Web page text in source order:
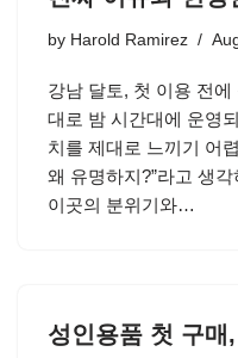
by Harold Ramirez
강남 달토, 첫 이용 전
대로 밤 시간대에 운영
치를 제대로 느끼기 어
왜 유명하지?”라고 생
이곳의 분위기와…
성인용품 첫 구매